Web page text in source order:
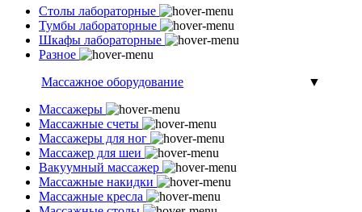
Столы лабораторные
Тумбы лабораторные
Шкафы лабораторные
Разное
Массажное оборудование
▼
Массажеры
Массажные счеты
Массажеры для ног
Массажер для шеи
Вакуумный массажер
Массажные накидки
Массажные кресла